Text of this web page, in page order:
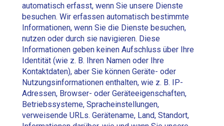
automatisch erfasst, wenn Sie unsere Dienste
besuchen. Wir erfassen automatisch bestimmte
Informationen, wenn Sie die Dienste besuchen,
nutzen oder durch sie navigieren. Diese
Informationen geben keinen Aufschluss über Ihre
Identität (wie z. B. Ihren Namen oder Ihre
Kontaktdaten), aber Sie können Geräte- oder
Nutzungsinformationen enthalten, wie z. B. IP-
Adressen, Browser- oder Geräteeigenschaften,
Betriebssysteme, Spracheinstellungen,
verweisende URLs. Gerätename, Land, Standort,